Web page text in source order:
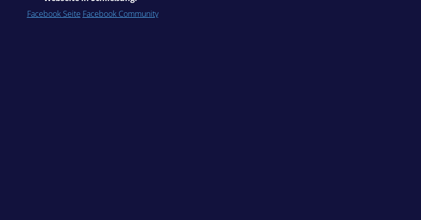
Facebook Seite Facebook Community